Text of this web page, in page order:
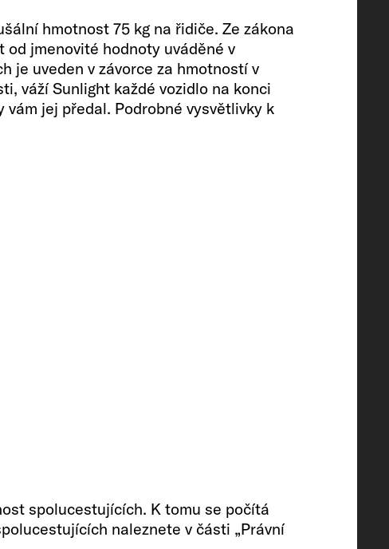
hmotnost 75 kg na řidiče. Ze zákona
jmenovité hodnoty uváděné v
je uveden v závorce za hmotností v
váží Sunlight každé vozidlo na konci
jej předal. Podrobné vysvětlivky k
spolucestujících. K tomu se počítá
naleznete v části „Právní
bojleru (zmenš. obj.) / nádrž na